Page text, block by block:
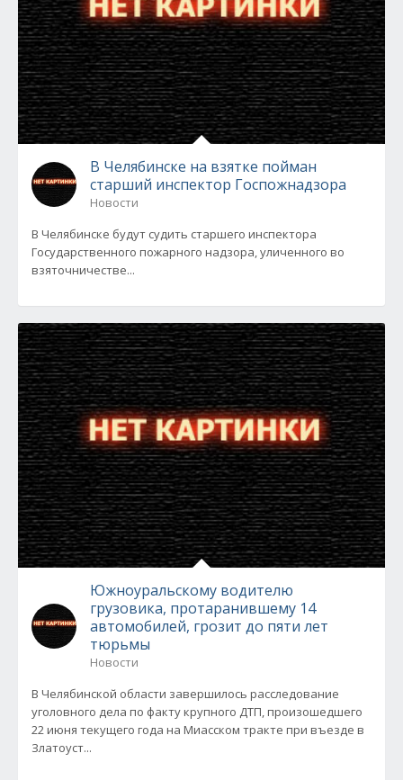
В Челябинске на взятке пойман
старший инспектор Госпожнадзора
Новости
В Челябинске будут судить старшего инспектора
Государственного пожарного надзора, уличенного во
взяточничестве...
Южноуральскому водителю
грузовика, протаранившему 14
автомобилей, грозит до пяти лет
тюрьмы
Новости
В Челябинской области завершилось расследование
уголовного дела по факту крупного ДТП, произошедшего
22 июня текущего года на Миасском тракте при въезде в
Златоуст...